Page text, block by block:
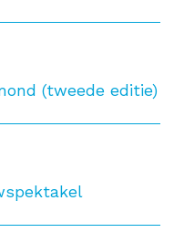
(tweede editie)